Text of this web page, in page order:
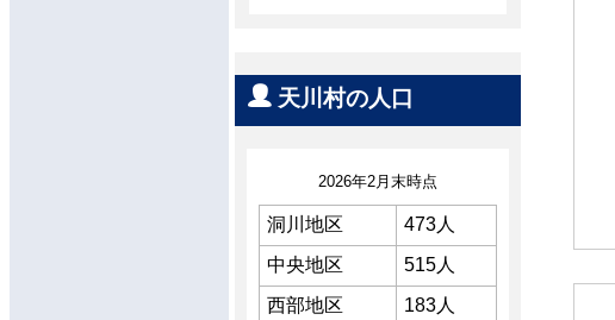
天川村の人口
2026年2月末時点
洞川地区
473人
中央地区
515人
西部地区
183人